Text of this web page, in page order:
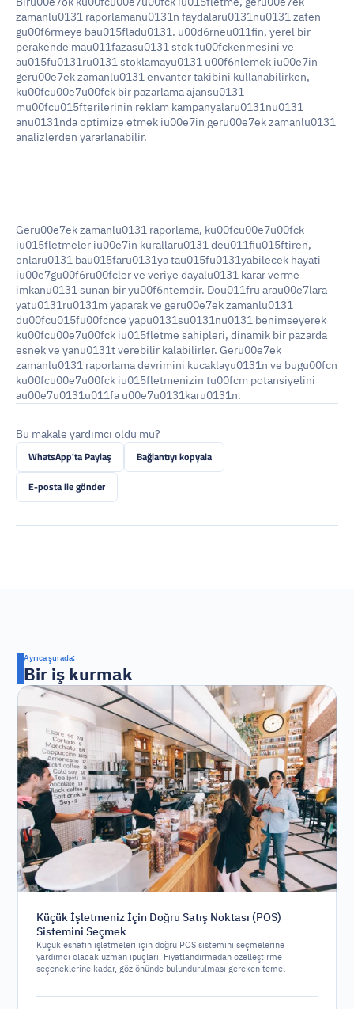
zamanlu0131 raporlamanu0131n faydalaru0131nu0131 zaten
gu00f6rmeye bau015fladu0131. u00d6rneu011fin, yerel bir
perakende mau011fazasu0131 stok tu00fckenmesini ve
au015fu0131ru0131 stoklamayu0131 u00f6nlemek iu00e7in
geru00e7ek zamanlu0131 envanter takibini kullanabilirken,
ku00fcu00e7u00fck bir pazarlama ajansu0131
mu00fcu015fterilerinin reklam kampanyalaru0131nu0131
anu0131nda optimize etmek iu00e7in geru00e7ek zamanlu0131
analizlerden yararlanabilir.
Geru00e7ek zamanlu0131 raporlama, ku00fcu00e7u00fck
iu015fletmeler iu00e7in kurallaru0131 deu011fiu015ftiren,
onlaru0131 bau015faru0131ya tau015fu0131yabilecek hayati
iu00e7gu00f6ru00fcler ve veriye dayalu0131 karar verme
imkanu0131 sunan bir yu00f6ntemdir. Dou011fru arau00e7lara
yatu0131ru0131m yaparak ve geru00e7ek zamanlu0131
du00fcu015fu00fcnce yapu0131su0131nu0131 benimseyerek
ku00fcu00e7u00fck iu015fletme sahipleri, dinamik bir pazarda
esnek ve yanu0131t verebilir kalabilirler. Geru00e7ek
zamanlu0131 raporlama devrimini kucaklayu0131n ve bugu00fcn
ku00fcu00e7u00fck iu015fletmenizin tu00fcm potansiyelini
au00e7u0131u011fa u00e7u0131karu0131n.
Bu makale yardımcı oldu mu?
WhatsApp'ta Paylaş
Bağlantıyı kopyala
E-posta ile gönder
Ayrıca şurada:
Bir iş kurmak
Küçük İşletmeniz İçin Doğru Satış Noktası (POS)
Sistemini Seçmek
Küçük esnafın işletmeleri için doğru POS sistemini seçmelerine
yardımcı olacak uzman ipuçları. Fiyatlandırmadan özelleştirme
seçeneklerine kadar, göz önünde bulundurulması gereken temel